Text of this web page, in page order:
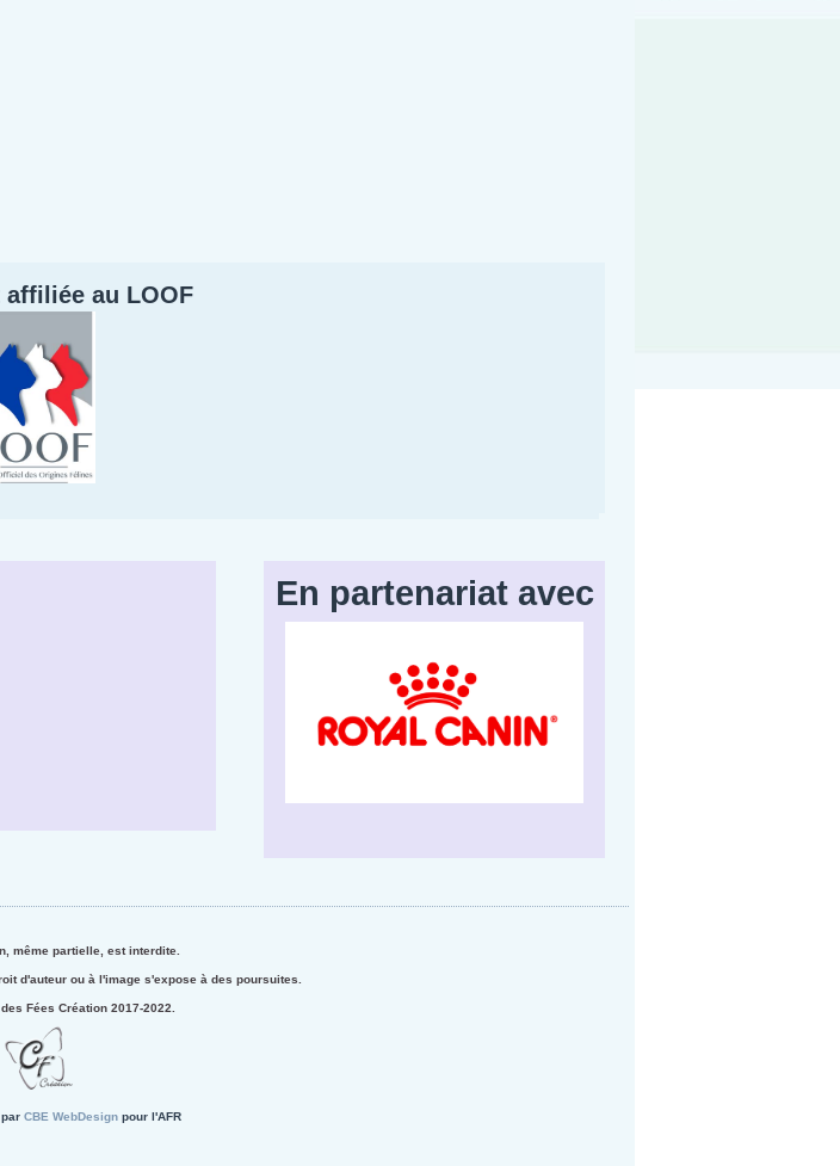
affiliée au LOOF
En partenariat avec
même partielle, est interdite.
d'auteur ou à l'image s'expose à des poursuites.
Fées Création 2017-2022.
CBE WebDesign pour l'AFR